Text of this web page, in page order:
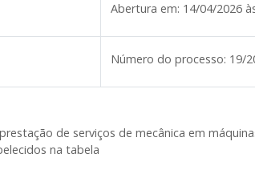
Abertura em: 14/04/2026
Número do processo: 19/
de serviços de mecânica em
na tabela